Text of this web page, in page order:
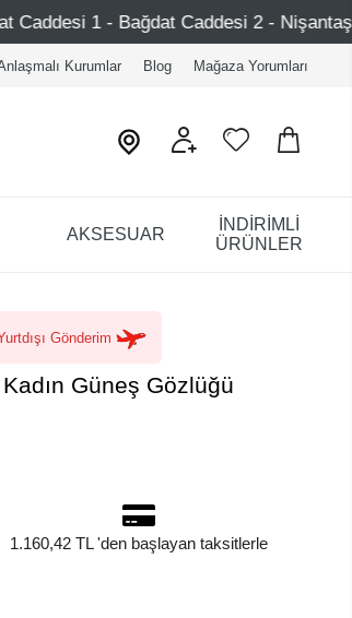
Caddesi 2 - Nişantaşı – Etiler –
Kurumlar Blog Mağaza Yorumları
AKSESUAR
İNDİRİMLİ
ÜRÜNLER
Gönderim
Güneş Gözlüğü
1.160,42 TL 'den başlayan taksitlerle